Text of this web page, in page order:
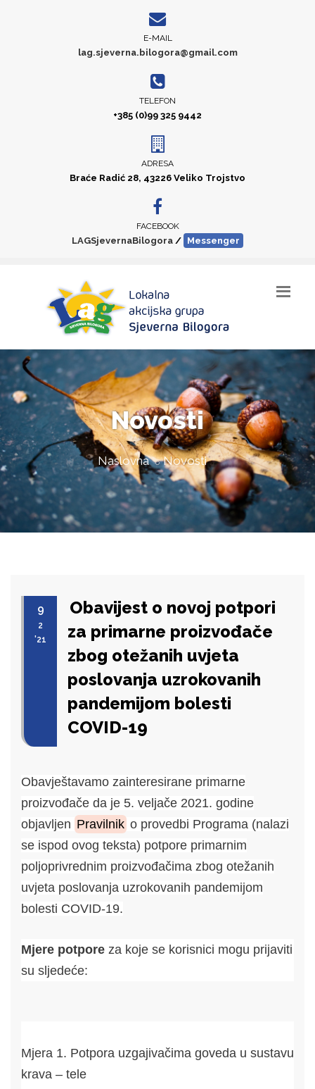
E-MAIL
lag.sjeverna.bilogora@gmail.com
TELEFON
+385 (0)99 325 9442
ADRESA
Braće Radić 28, 43226 Veliko Trojstvo
FACEBOOK
LAGSjevernaBilogora / Messenger
Novosti
Naslovna Novosti
9
2
'21
Obavijest o novoj potpori
za primarne proizvođače
zbog otežanih uvjeta
poslovanja uzrokovanih
pandemijom bolesti
COVID-19
Obavještavamo zainteresirane primarne
proizvođače da je 5. veljače 2021. godine
objavljen Pravilnik o provedbi Programa (nalazi
se ispod ovog teksta) potpore primarnim
poljoprivrednim proizvođačima zbog otežanih
uvjeta poslovanja uzrokovanih pandemijom
bolesti COVID-19.
Mjere potpore za koje se korisnici mogu prijaviti
su sljedeće:
Mjera 1. Potpora uzgajivačima goveda u sustavu
krava – tele